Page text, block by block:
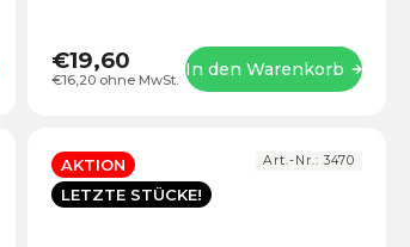
€16,20 ohne MwSt.
€19,60 In den Warenkorb
AKTION
LETZTE STÜCKE!
Art.-Nr.:3470